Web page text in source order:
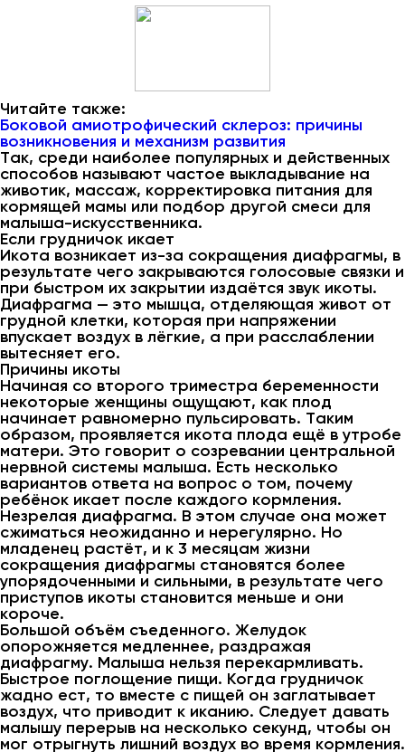
Читайте также:
Боковой амиотрофический склероз: причины
возникновения и механизм развития
Так, среди наиболее популярных и действенных
способов называют частое выкладывание на
животик, массаж, корректировка питания для
кормящей мамы или подбор другой смеси для
малыша-искусственника.
Если грудничок икает
Икота возникает из-за сокращения диафрагмы, в
результате чего закрываются голосовые связки и
при быстром их закрытии издаётся звук икоты.
Диафрагма — это мышца, отделяющая живот от
грудной клетки, которая при напряжении
впускает воздух в лёгкие, а при расслаблении
вытесняет его.
Причины икоты
Начиная со второго триместра беременности
некоторые женщины ощущают, как плод
начинает равномерно пульсировать. Таким
образом, проявляется икота плода ещё в утробе
матери. Это говорит о созревании центральной
нервной системы малыша. Есть несколько
вариантов ответа на вопрос о том, почему
ребёнок икает после каждого кормления.
Незрелая диафрагма. В этом случае она может
сжиматься неожиданно и нерегулярно. Но
младенец растёт, и к 3 месяцам жизни
сокращения диафрагмы становятся более
упорядоченными и сильными, в результате чего
приступов икоты становится меньше и они
короче.
Большой объём съеденного. Желудок
опорожняется медленнее, раздражая
диафрагму. Малыша нельзя перекармливать.
Быстрое поглощение пищи. Когда грудничок
жадно ест, то вместе с пищей он заглатывает
воздух, что приводит к иканию. Следует давать
малышу перерыв на несколько секунд, чтобы он
мог отрыгнуть лишний воздух во время кормления.